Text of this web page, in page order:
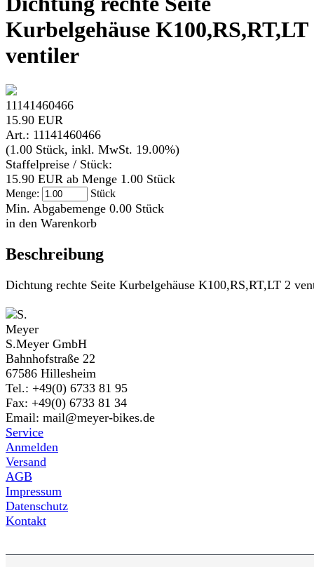
Kurbelgehäuse K100,RS,RT,LT
ventiler
11141460466
15.90 EUR
Art.: 11141460466
(1.00 Stück, inkl. MwSt. 19.00%)
Staffelpreise / Stück:
15.90 EUR ab Menge 1.00 Stück
Menge: Stück
Min. Abgabemenge 0.00 Stück
in den Warenkorb
Beschreibung
Dichtung rechte Seite Kurbelgehäuse K100,RS,RT,LT 2
S.Meyer GmbH
Bahnhofstraße 22
67586 Hillesheim
Tel.: +49(0) 6733 81 95
Fax: +49(0) 6733 81 34
Email: mail@meyer-bikes.de
Service
Anmelden
Versand
AGB
Impressum
Datenschutz
Kontakt